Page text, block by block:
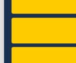
låter
vi faktiskt kan
Bangkok är
”hub”, för
världens